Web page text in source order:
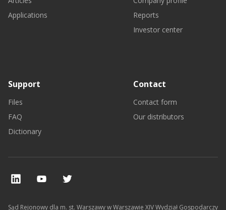
Applications
Reports
Investor center
Support
Files
FAQ
Dictionary
Contact
Contact form
Our distributors
Sąd Rejonowy dla m. st. Warszawy w Warszawie XIV Wydział Gospodarczy